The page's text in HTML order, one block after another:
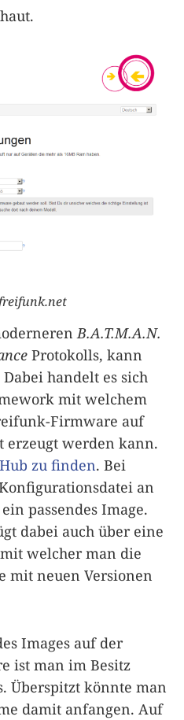
B.A.T.M.A.N.
Protokolls, kann
handelt es sich
mit welchem
Firmware auf
erzeugt werden kann.
zu finden. Bei
an
passendes Image.
dabei auch über eine
welcher man die
mit neuen Versionen
Images auf der
ist man im Besitz
Überspitzt könnte man
damit anfangen. Auf